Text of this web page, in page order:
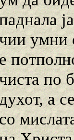
умни
по
а